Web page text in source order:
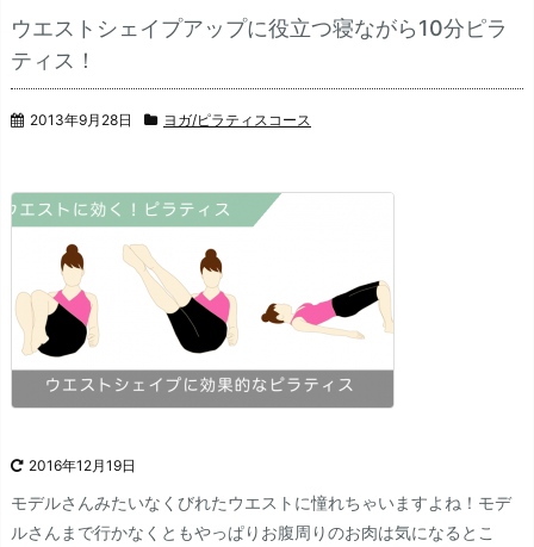
ウエストシェイプアップに役立つ寝ながら10分ピラ
ティス！
2013年9月28日 ヨガ/ピラティスコース
2016年12月19日
モデルさんみたいなくびれたウエストに憧れちゃいますよね！ モデ
ルさんまで行かなくともやっぱりお腹周りのお肉は気になるとこ